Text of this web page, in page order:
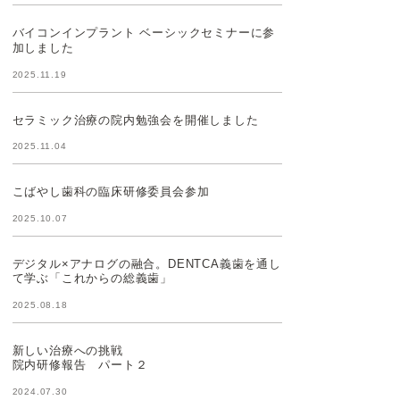
バイコンインプラント ベーシックセミナーに参
加しました
2025.11.19
セラミック治療の院内勉強会を開催しました
2025.11.04
こばやし歯科の臨床研修委員会参加
2025.10.07
デジタル×アナログの融合。DENTCA義歯を通し
て学ぶ「これからの総義歯」
2025.08.18
新しい治療への挑戦
院内研修報告 パート２
2024.07.30